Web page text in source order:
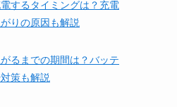
するタイミングは？充電
りの原因も解説
るまでの期間は？バッテ
策も解説